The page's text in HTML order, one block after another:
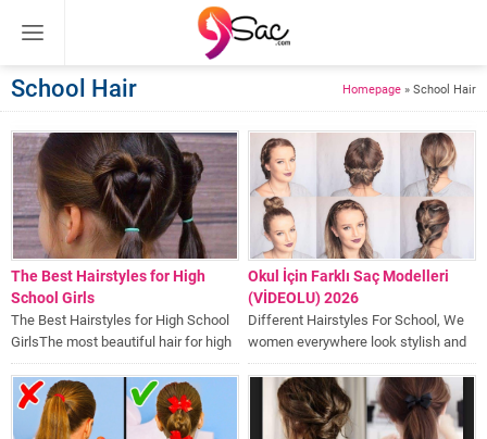
Homepage » School Hair
School Hair
The Best Hairstyles for High
School Girls
The Best Hairstyles for High School
GirlsThe most beautiful hair for high
school girls...
Okul İçin Farklı Saç Modelleri
(VİDEOLU) 2026
Different Hairstyles For School, We
women everywhere look stylish and
modern...